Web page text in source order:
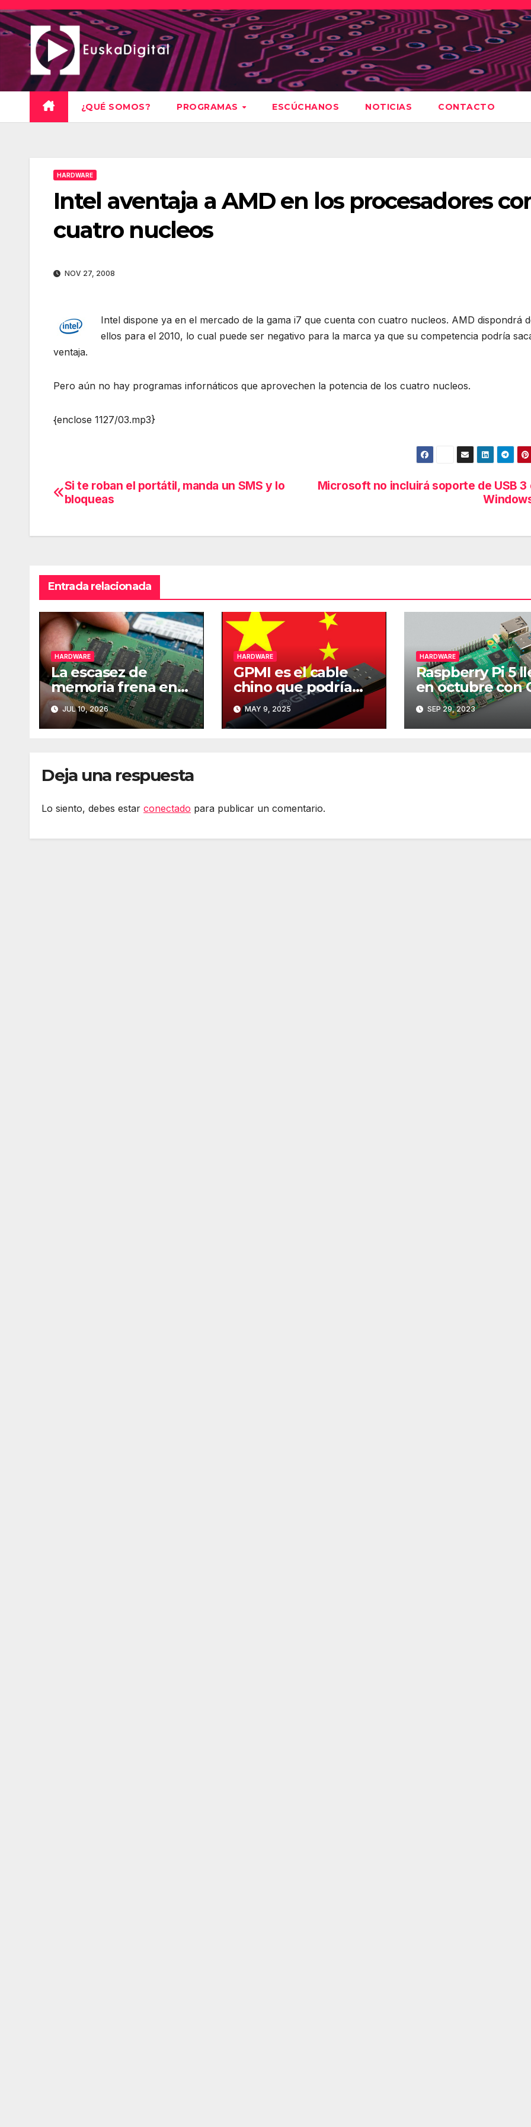
Saltar
al
contenido
¿QUÉ SOMOS? PROGRAMAS ESCÚCHANOS NOTICIAS CONTACTO
HARDWARE
Intel aventaja a AMD en los procesadores
cuatro nucleos
NOV 27, 2008
Intel dispone ya en el mercado de la gama i7 que cuenta con cuatro nucleos. AMD dispondrá
ellos para el 2010, lo cual puede ser negativo para la marca ya que su competencia podría
ventaja.
Pero aún no hay programas infornáticos que aprovechen la potencia de los cuatro nucleos.
{enclose 1127/03.mp3}
Navegación
entradas
Microsoft no incluirá soporte de USB 3
Si te roban el portátil, manda un SMS y lo
bloqueas
Entrada relacionada
HARDWARE
La escasez de
memoria frena en
seco el mercado
mundial de PCs
JUL 10, 2026
HARDWARE
GPMI es el cable
chino que podría
ser el nuevo
estándar de carga y
transferencia de
MAY 9, 2025
HARDWARE
Raspberry Pi 5
en octubre con
de cuatro
más RAM
SEP 29, 2023
Deja una respuesta
Lo siento, debes estar conectado para publicar un comentario.